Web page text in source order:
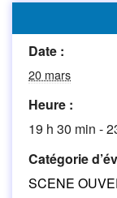
Date :
20 mars
Heure :
19 h 30 min -
Catégorie
SCENE